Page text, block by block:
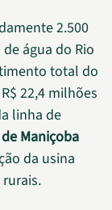
2.500
água do Rio
total do
22,4 milhões
linha de
Maniçoba
da usina